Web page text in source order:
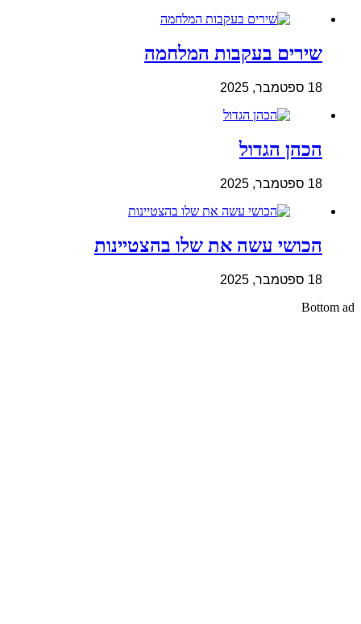
שירים בעקבות המלחמה
18 ספטמבר, 2025
הכהן הגדול
18 ספטמבר, 2025
הכושי עשה את שלו בהצטיינות
18 ספטמבר, 2025
Bottom ad